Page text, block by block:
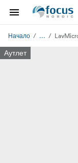
Начало ...
Аутлет